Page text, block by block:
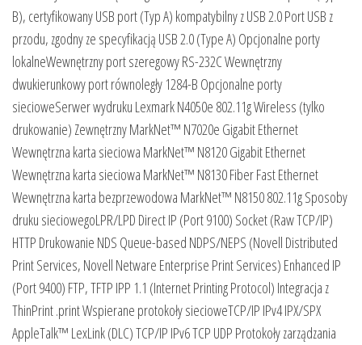
B), certyfikowany USB port (Typ A) kompatybilny z USB 2.0 Port USB z
przodu, zgodny ze specyfikacją USB 2.0 (Type A) Opcjonalne porty
lokalneWewnętrzny port szeregowy RS-232C Wewnętrzny
dwukierunkowy port równoległy 1284-B Opcjonalne porty
siecioweSerwer wydruku Lexmark N4050e 802.11g Wireless (tylko
drukowanie) Zewnętrzny MarkNet™ N7020e Gigabit Ethernet
Wewnętrzna karta sieciowa MarkNet™ N8120 Gigabit Ethernet
Wewnętrzna karta sieciowa MarkNet™ N8130 Fiber Fast Ethernet
Wewnętrzna karta bezprzewodowa MarkNet™ N8150 802.11g Sposoby
druku sieciowegoLPR/LPD Direct IP (Port 9100) Socket (Raw TCP/IP)
HTTP Drukowanie NDS Queue-based NDPS/NEPS (Novell Distributed
Print Services, Novell Netware Enterprise Print Services) Enhanced IP
(Port 9400) FTP, TFTP IPP 1.1 (Internet Printing Protocol) Integracja z
ThinPrint .print Wspierane protokoły siecioweTCP/IP IPv4 IPX/SPX
AppleTalk™ LexLink (DLC) TCP/IP IPv6 TCP UDP Protokoły zarządzania